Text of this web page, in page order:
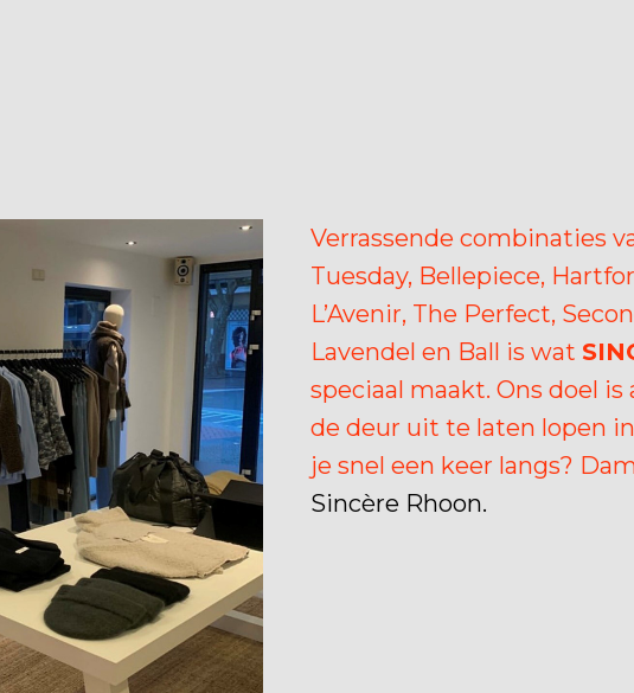
Verrassende combinaties
Tuesday, Bellepiece,
L’Avenir, The Perfect,
Lavendel en Ball is wat
speciaal maakt. Ons doel
de deur uit te laten lopen
je snel een keer langs?
Sincère Rhoon.